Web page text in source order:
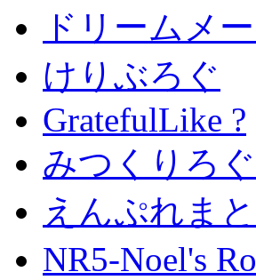
ドリームメ
けりぶろぐ
GratefulLike ?
みつくりろぐ
えんぷれま
NR5-Noel's